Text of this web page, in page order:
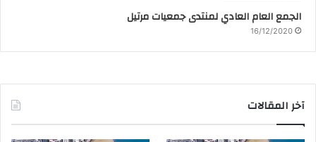
الجمع العام العادي لمنتدى جمعيات مرتيل
16/12/2020
آخر المقالات